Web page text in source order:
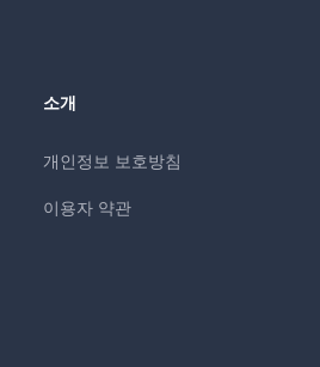
소개
개인정보 보호방침
이용자 약관